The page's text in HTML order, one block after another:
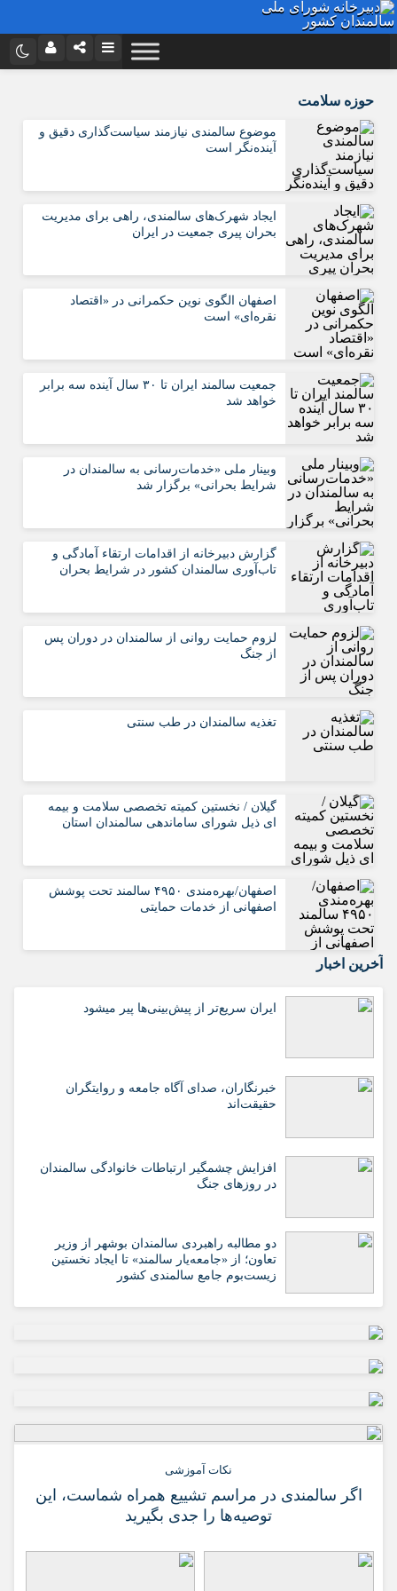
توییتر
آپارات رمز عبور
مرا به خاطر بسپار
حوزه سلامت
موضوع سالمندی نیازمند سیاست‌گذاری دقیق و
آینده‌نگر است
ایجاد شهرک‌های سالمندی، راهی برای مدیریت
بحران پیری جمعیت در ایران
اصفهان الگوی نوین حکمرانی در «اقتصاد
نقره‌ای» است
جمعیت سالمند ایران تا ۳۰ سال آینده سه برابر
خواهد شد
وبینار ملی «خدمات‌رسانی به سالمندان در
شرایط بحرانی» برگزار شد
گزارش دبیرخانه از اقدامات ارتقاء آمادگی و
تاب‌آوری سالمندان کشور در شرایط بحران
لزوم حمایت روانی از سالمندان در دوران پس
از جنگ
تغذیه سالمندان در طب سنتی
گیلان / نخستین کمیته تخصصی سلامت و بیمه
ای ذیل شورای ساماندهی سالمندان استان
اصفهان/بهره‌مندی ۴۹۵۰ سالمند تحت پوشش
اصفهانی از خدمات حمایتی
آخرین اخبار
ایران سریع‌تر از پیش‌بینی‌ها پیر میشود
خبرنگاران، صدای آگاه جامعه و روایتگران
حقیقت‌اند
افزایش چشمگیر ارتباطات خانوادگی سالمندان
در روزهای جنگ
دو مطالبه راهبردی سالمندان بوشهر از وزیر
تعاون؛ از «جامعه‌یار سالمند» تا ایجاد نخستین
زیست‌بوم جامع سالمندی کشور
نکات آموزشی
اگر سالمندی در مراسم تشییع همراه شماست، این
توصیه‌ها را جدی بگیرید